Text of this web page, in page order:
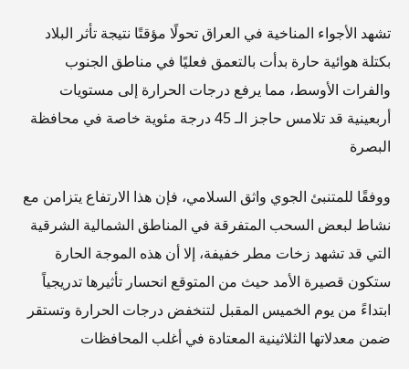
تشهد الأجواء المناخية في العراق تحولًا مؤقتًا نتيجة تأثر البلاد
بكتلة هوائية حارة بدأت بالتعمق فعليًا في مناطق الجنوب
والفرات الأوسط، مما يرفع درجات الحرارة إلى مستويات
أربعينية قد تلامس حاجز الـ 45 درجة مئوية خاصة في محافظة
البصرة
ووفقًا للمتنبئ الجوي واثق السلامي، فإن هذا الارتفاع يتزامن مع
نشاط لبعض السحب المتفرقة في المناطق الشمالية الشرقية
التي قد تشهد زخات مطر خفيفة، إلا أن هذه الموجة الحارة
ستكون قصيرة الأمد حيث من المتوقع انحسار تأثيرها تدريجياً
ابتداءً من يوم الخميس المقبل لتنخفض درجات الحرارة وتستقر
ضمن معدلاتها الثلاثينية المعتادة في أغلب المحافظات